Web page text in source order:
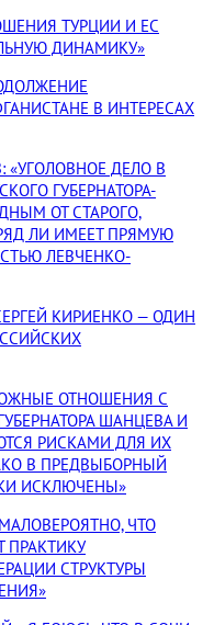
ТУРЦИИ И ЕС
ДИНАМИКУ»
В ИНТЕРЕСАХ
«УГОЛОВНОЕ ДЕЛО В
ГУБЕРНАТОРА-
ОТ СТАРОГО,
ЛИ ИМЕЕТ ПРЯМУЮ
ЛЕВЧЕНКО-
КИРИЕНКО — ОДИН
ОТНОШЕНИЯ С
ШАНЦЕВА И
РИСКАМИ ДЛЯ ИХ
В ПРЕДВЫБОРНЫЙ
ИСКЛЮЧЕНЫ»
ЧТО
ПРАКТИКУ
СТРУКТУРЫ